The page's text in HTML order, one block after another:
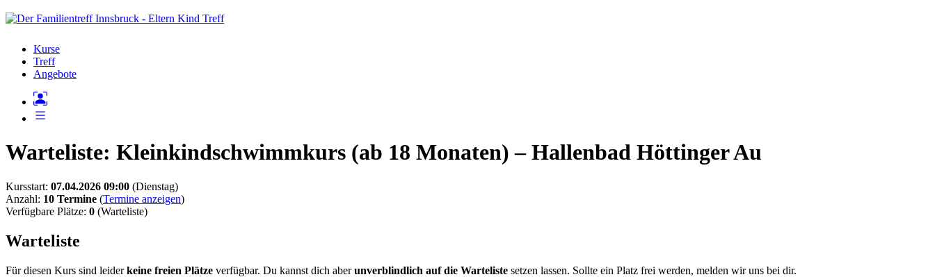
Kurse
Treff
Angebote
Warteliste: Kleinkindschwimmkurs (ab 18 Monaten) – Hallenbad Höttinger Au
Kursstart: 07.04.2026 09:00 (Dienstag)
Anzahl: 10 Termine (Termine anzeigen)
Verfügbare Plätze: 0 (Warteliste)
Warteliste
Für diesen Kurs sind leiderkeine freien Plätze verfügbar. Du kannst dich aberunverblindlich auf die Warteliste setzen lassen. Sollte ein Platz frei werden, melden wir uns bei dir.